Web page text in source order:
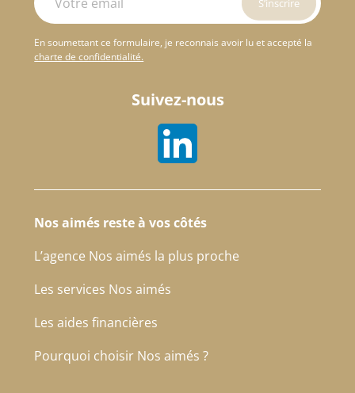
En soumettant ce formulaire, je reconnais avoir lu et accepté la
charte de confidentialité.
Suivez-nous
Nos aimés reste à vos côtés
L’agence Nos aimés la plus proche
Les services Nos aimés
Les aides financières
Pourquoi choisir Nos aimés ?